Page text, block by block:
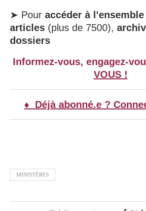
➤ Pour accéder à
articles (plus de 7500),
dossiers
Informez-vous, engagez-
VOUS !
♦ Déjà abonné.e ?
MINISTÈRES